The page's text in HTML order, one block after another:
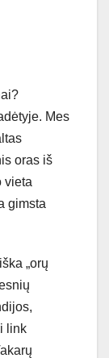
Mes
oras iš
vieta
gimsta
„orų
link